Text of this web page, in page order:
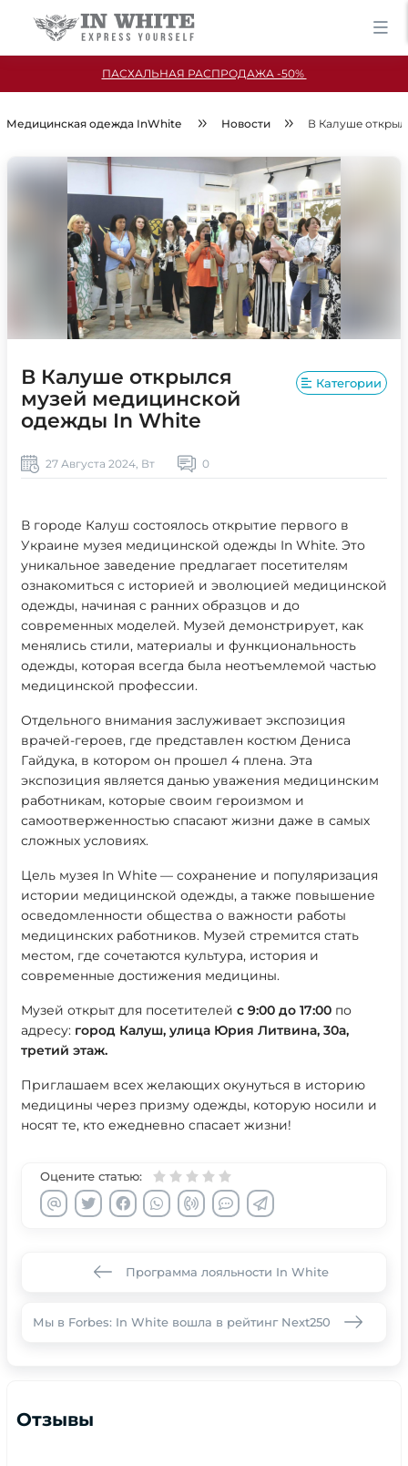
ПАСХАЛЬНАЯ РАСПРОДАЖА -50%
Медицинская одежда InWhite Новости В Калуше
В Калуше открылся
музей медицинской
одежды In White
Категории
27 Августа 2024, Вт 0
В городе Калуш состоялось открытие первого в
Украине музея медицинской одежды In White. Это
уникальное заведение предлагает посетителям
ознакомиться с историей и эволюцией медицинской
одежды, начиная с ранних образцов и до
современных моделей. Музей демонстрирует, как
менялись стили, материалы и функциональность
одежды, которая всегда была неотъемлемой частью
медицинской профессии.
Отдельного внимания заслуживает экспозиция
врачей-героев, где представлен костюм Дениса
Гайдука, в котором он прошел 4 плена. Эта
экспозиция является данью уважения медицинским
работникам, которые своим героизмом и
самоотверженностью спасают жизни даже в самых
сложных условиях.
Цель музея In White — сохранение и популяризация
истории медицинской одежды, а также повышение
осведомленности общества о важности работы
медицинских работников. Музей стремится стать
местом, где сочетаются культура, история и
современные достижения медицины.
Музей открыт для посетителей с 9:00 до 17:00 по
адресу: город Калуш, улица Юрия Литвина, 30а,
третий этаж.
Приглашаем всех желающих окунуться в историю
медицины через призму одежды, которую носили и
носят те, кто ежедневно спасает жизни!
Оцените статью:
Программа лояльности In White
Мы в Forbes: In White вошла в рейтинг Next250
Отзывы